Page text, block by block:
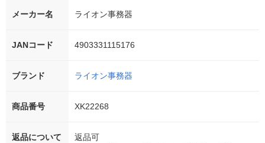
メーカー名 ライオン事務器
JANコード 4903331115176
ブランド ライオン事務器
商品番号 XK22268
返品について
返品可